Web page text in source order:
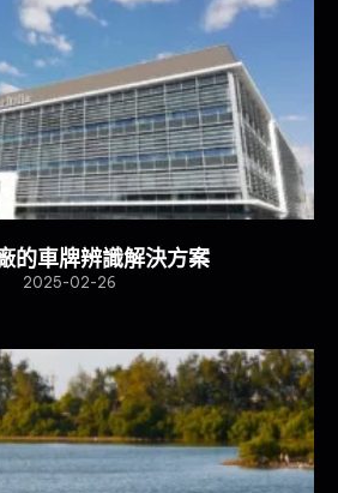
的車牌辨識解決方案
2025-02-26